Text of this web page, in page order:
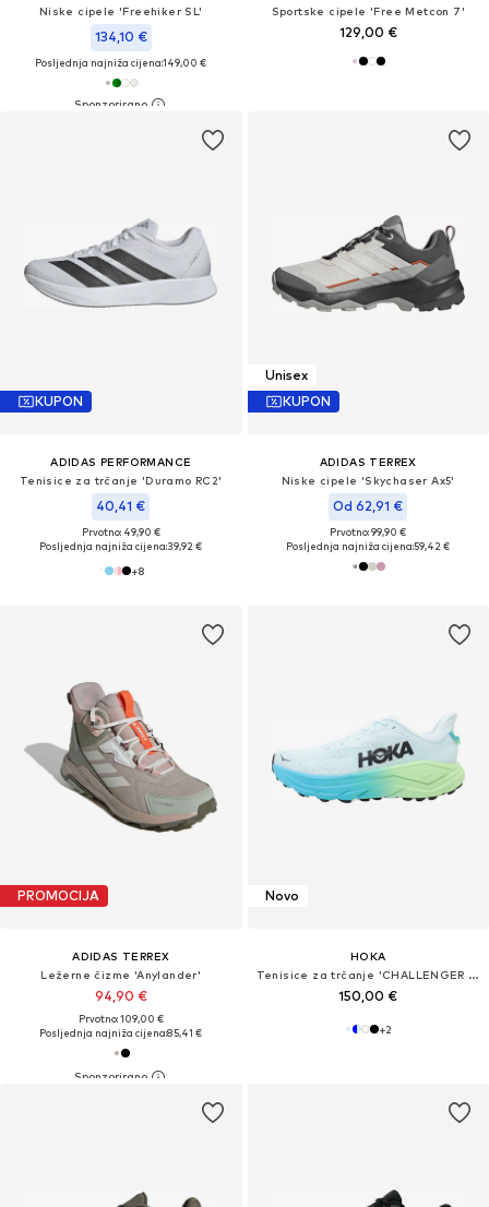
Niske cipele 'Freehiker SL'
134,10 €
Posljednja najniža cijena:149,00 €
Sportske cipele 'Free Metcon 7'
129,00 €
KUPON
ADIDAS PERFORMANCE
Tenisice za trčanje 'Duramo RC2'
40,41 €
Prvotno: 49,90 €
Posljednja najniža cijena:39,92 €
+8
Unisex
KUPON
ADIDAS TERREX
Niske cipele 'Skychaser Ax5'
Od 62,91 €
Prvotno: 99,90 €
Posljednja najniža cijena:59,42 €
PROMOCIJA
ADIDAS TERREX
Ležerne čizme 'Anylander'
94,90 €
Prvotno: 109,00 €
Posljednja najniža cijena:85,41 €
Novo
HOKA
Tenisice za trčanje 'CHALLENGER 8'
150,00 €
+2